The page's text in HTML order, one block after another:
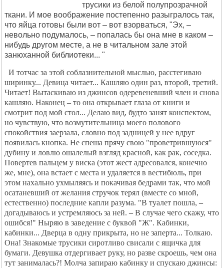
трусики из белой полупрозрачной
ткани. И мое воображение постепенно разыгралось так,
что яйца готовы были вот – вот взорваться, "Эх, –
невольно подумалось, – попалась бы она мне в каком –
нибудь другом месте, а не в читальном зале этой
занюханной библиотеки... "
И тотчас за этой соблазнительной мыслью, расстегиваю
ширинку... Девица читает... Кашляю один раз, второй, третий.
Читает! Вытаскиваю из джинсов одеревеневший член и снова
кашляю. Наконец – то она открывает глаза от книги и
смотрит под мой стол... Делаю вид, будто занят конспектом,
но чувствую, что возмутительница моего полового
спокойствия заерзала, словно под задницей у нее вдруг
появилась кнопка. Не спеша прячу свою "проветрившуюся"
дубину и ловлю ошалелый взгляд красной, как рак, соседка.
Повертев пальцем у виска (этот жест адресовался, конечно
же, мне), она встает с места и удаляется в вестибюль, при
этом нахально ухмыляясь и покачивая бедрами так, что мой
осатаневший от желания стручок терял (вместе со мной,
естественно) последние капли разума. "В туалет пошла, –
догадываюсь и устремляюсь за ней. – В случае чего скажу, что
ошибся!" Ныряю в заведение с буквой "Ж". Кабинки,
кабинки... Дверца в одну прикрыта, но не заперта... Толкаю.
Она! Знакомые трусики сиротливо свисали с ящичка для
бумаги. Девушка отдергивает руку, но разве скроешь, чем она
тут занималась?! Молча запираю кабинку и спускаю джинсы: